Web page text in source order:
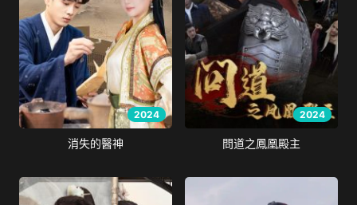
2024
消失的醫神
2024
問道之鳳凰殿主